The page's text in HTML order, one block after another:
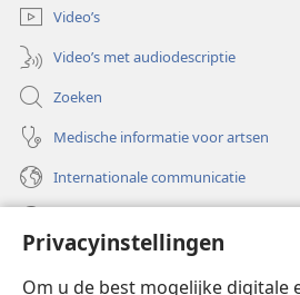
Privacyinstellingen
Om u de best mogelijke digitale
Video’s
Video’s met audiodescriptie
Zoeken
Medische informatie voor artsen
Internationale communicatie
(opent